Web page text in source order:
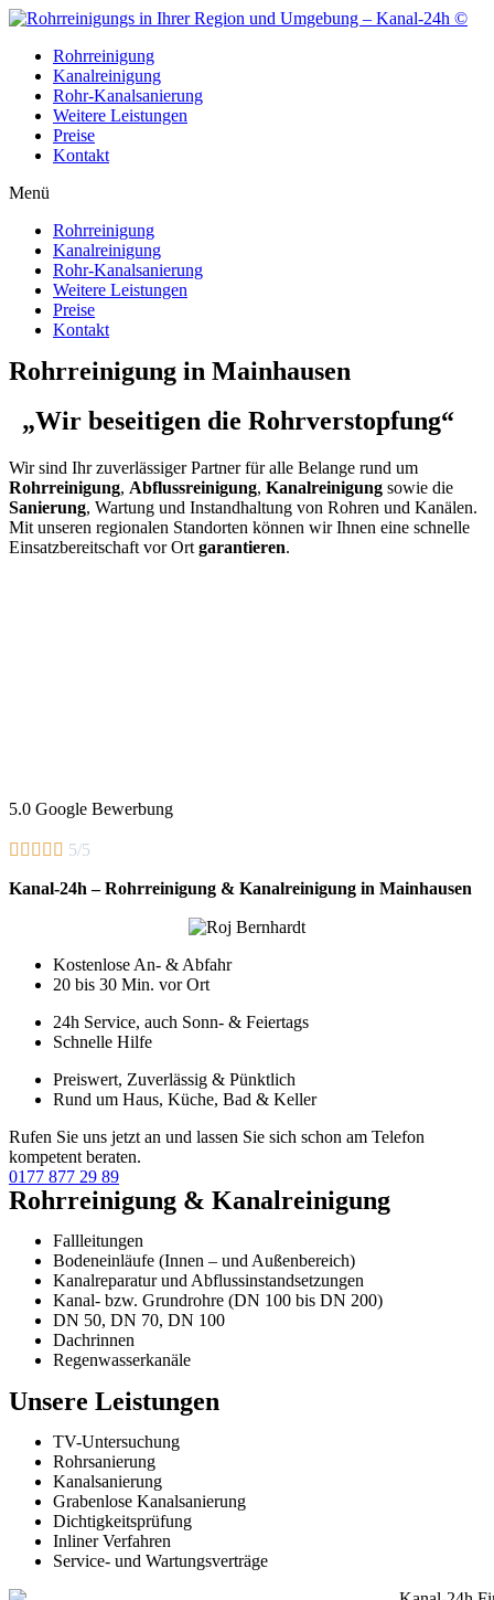
Zum
wechselnRohrreinigung
Kanalreinigung
Rohr-Kanalsanierung
Weitere Leistungen
Preise
Kontakt
Menü
Rohrreinigung
Kanalreinigung
Rohr-Kanalsanierung
Weitere Leistungen
Preise
Kontakt
Rohrreinigung in Mainhausen
„Wir beseitigen die Rohrverstopfung“
Wir sind Ihr zuverlässiger Partner für alle Belange rund um
Rohrreinigung, Abflussreinigung, Kanalreinigung sowie die
Sanierung, Wartung und Instandhaltung von Rohren und Kanälen.
Mit unseren regionalen Standorten können wir Ihnen eine schnelle
Einsatzbereitschaft vor Ort garantieren.
5.0 Google Bewerbung
     5/5
Kanal-24h – Rohrreinigung & Kanalreinigung in Mainhausen
Kostenlose An- & Abfahr
20 bis 30 Min. vor Ort
24h Service, auch Sonn- & Feiertags
Schnelle Hilfe
Preiswert, Zuverlässig & Pünktlich
Rund um Haus, Küche, Bad & Keller
Rufen Sie uns jetzt an und lassen Sie sich schon am Telefon
kompetent beraten.
0177 877 29 89
Rohrreinigung & Kanalreinigung
Fallleitungen
Bodeneinläufe (Innen – und Außenbereich)
Kanalreparatur und Abflussinstandsetzungen
Kanal- bzw. Grundrohre (DN 100 bis DN 200)
DN 50, DN 70, DN 100
Dachrinnen
Regenwasserkanäle
Unsere Leistungen
TV-Untersuchung
Rohrsanierung
Kanalsanierung
Grabenlose Kanalsanierung
Dichtigkeitsprüfung
Inliner Verfahren
Service- und Wartungsverträge